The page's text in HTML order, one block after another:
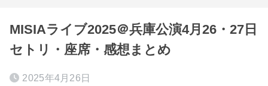
MISIAライブ2025＠兵庫公演4月26・27日
セトリ・座席・感想まとめ
2025年4月26日